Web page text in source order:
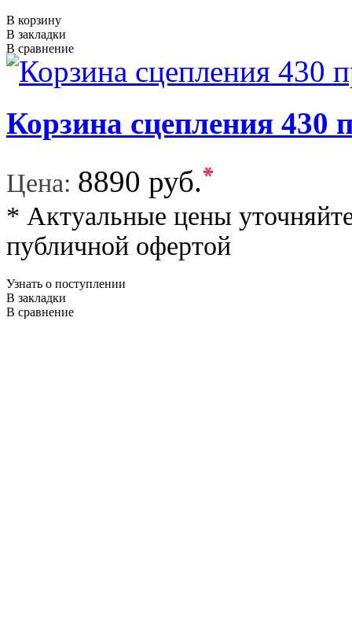
В корзину
В закладки
В сравнение
Корзина сцепления 430
Цена: 8890 руб.*
* Актуальные цены
публичной офертой
Узнать о поступлении
В закладки
В сравнение